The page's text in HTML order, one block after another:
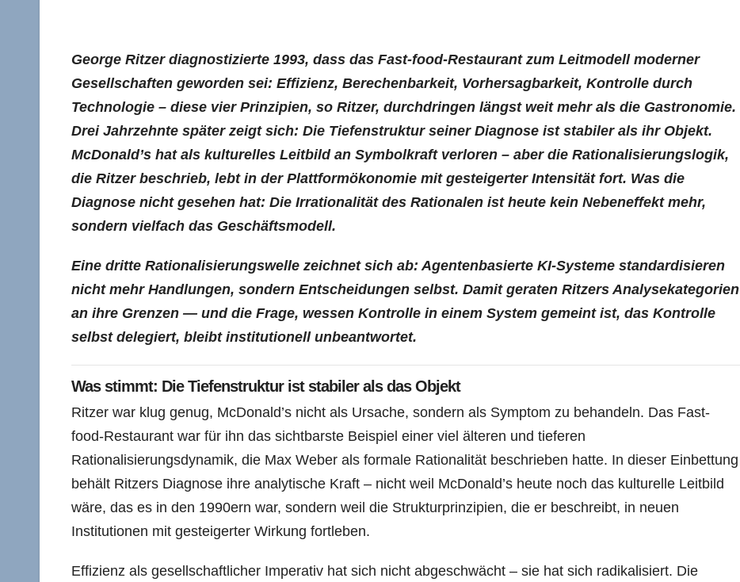
George Ritzer diagnostizierte 1993, dass das Fast-food-Restaurant zum Leitmodell moderner
Gesellschaften geworden sei: Effizienz, Berechenbarkeit, Vorhersagbarkeit, Kontrolle durch
Technologie – diese vier Prinzipien, so Ritzer, durchdringen längst weit mehr als die Gastronomie.
Drei Jahrzehnte später zeigt sich: Die Tiefenstruktur seiner Diagnose ist stabiler als ihr Objekt.
McDonald’s hat als kulturelles Leitbild an Symbolkraft verloren – aber die Rationalisierungslogik,
die Ritzer beschrieb, lebt in der Plattformökonomie mit gesteigerter Intensität fort. Was die
Diagnose nicht gesehen hat: Die Irrationalität des Rationalen ist heute kein Nebeneffekt mehr,
sondern vielfach das Geschäftsmodell.
Eine dritte Rationalisierungswelle zeichnet sich ab: Agentenbasierte KI-Systeme standardisieren
nicht mehr Handlungen, sondern Entscheidungen selbst. Damit geraten Ritzers Analysekategorien
an ihre Grenzen — und die Frage, wessen Kontrolle in einem System gemeint ist, das Kontrolle
selbst delegiert, bleibt institutionell unbeantwortet.
Was stimmt: Die Tiefenstruktur ist stabiler als das Objekt
Ritzer war klug genug, McDonald’s nicht als Ursache, sondern als Symptom zu behandeln. Das Fast-
food-Restaurant war für ihn das sichtbarste Beispiel einer viel älteren und tieferen
Rationalisierungsdynamik, die Max Weber als formale Rationalität beschrieben hatte. In dieser Einbettung
behält Ritzers Diagnose ihre analytische Kraft – nicht weil McDonald’s heute noch das kulturelle Leitbild
wäre, das es in den 1990ern war, sondern weil die Strukturprinzipien, die er beschreibt, in neuen
Institutionen mit gesteigerter Wirkung fortleben.
Effizienz als gesellschaftlicher Imperativ hat sich nicht abgeschwächt – sie hat sich radikalisiert. Die